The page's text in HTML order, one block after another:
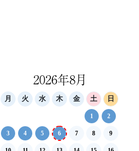
2026年8月
月 火 水 木 金 土 日
1 2
3 4 5 6 7 8 9